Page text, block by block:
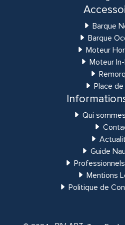
Barque
Barque
Moteur
Moteur
Place
Qui
Guide
Mentions
Politique de